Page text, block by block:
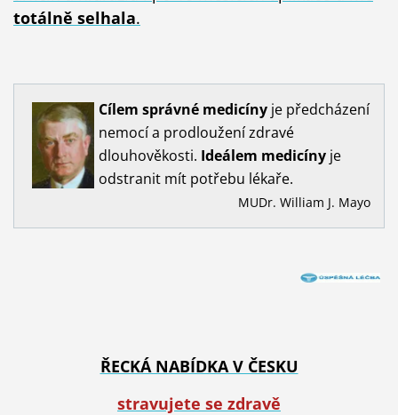
totálně selhala.
Cílem správné medicíny je předcházení
nemocí a prodloužení zdravé
dlouhověkosti. Ideálem medicínyje
odstranit mít potřebu lékaře.
MUDr. William J. Mayo
ŘECKÁ NABÍDKA V ČESKU
stravujete se zdravě